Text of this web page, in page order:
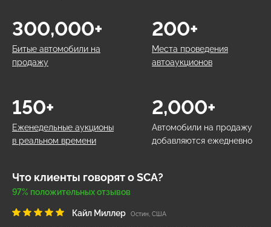
Битые автомобили на
продажу
300,000+
Места проведения
автоаукционов
200+
Еженедельные аукционы
в реальном времени
150+
Автомобили на продажу
добавляются ежедневно
2,000+
Что клиенты говорят о SCA?
97% положительных отзывов
Кайл Миллер Остин, США